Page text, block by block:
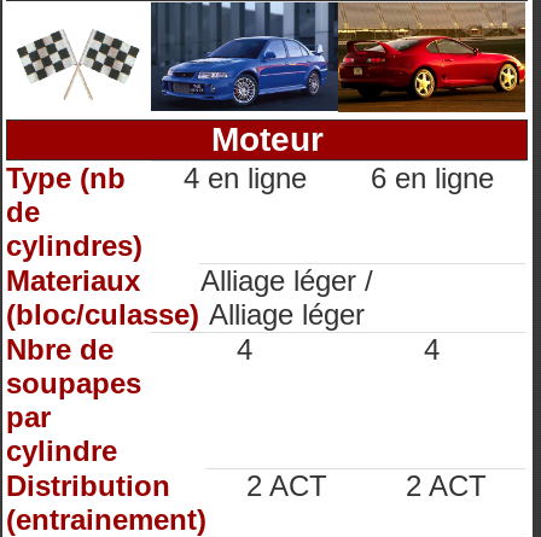
Moteur
Type (nb
de
cylindres)
4 en ligne 6 en ligne
Materiaux
(bloc/culasse)
Alliage léger /
Alliage léger
Nbre de
soupapes
par
cylindre
4 4
Distribution
(entrainement)
2 ACT 2 ACT